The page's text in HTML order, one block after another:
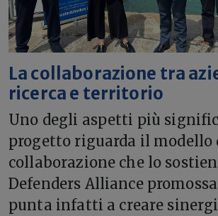
La collaborazione tra
ricerca e territorio
Uno degli aspetti più
progetto riguarda il modello
collaborazione che lo
Defenders Alliance
punta infatti a creare